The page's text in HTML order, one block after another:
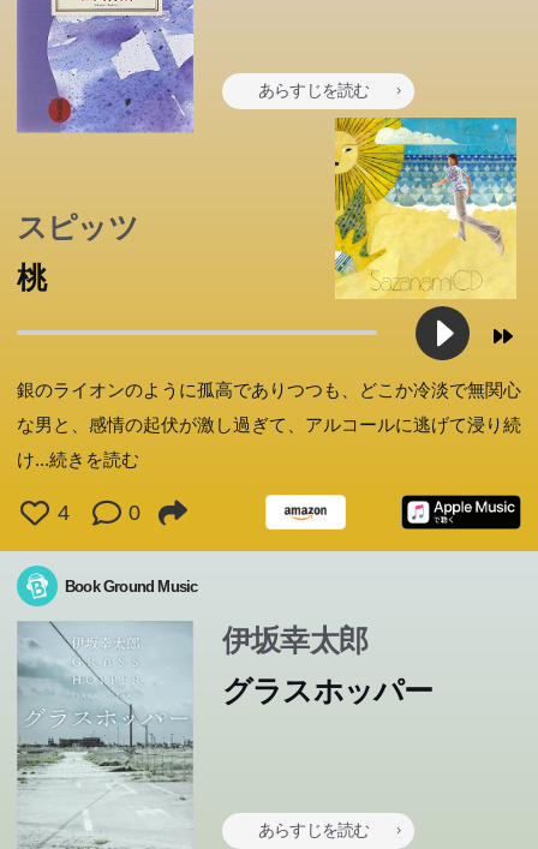
あらすじを読む
スピッツ
桃
銀のライオンのように孤高でありつつも、どこか冷淡で無関心
な男と、感情の起伏が激し過ぎて、アルコールに逃げて浸り続
け...続きを読む
4 0
Book Ground Music
伊坂幸太郎
グラスホッパー
あらすじを読む